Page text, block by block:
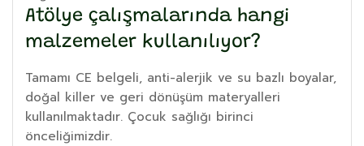
Atölye çalışmalarında hangi
malzemeler kullanılıyor?
Tamamı CE belgeli, anti-alerjik ve su bazlı boyalar,
doğal killer ve geri dönüşüm materyalleri
kullanılmaktadır. Çocuk sağlığı birinci
önceliğimizdir.